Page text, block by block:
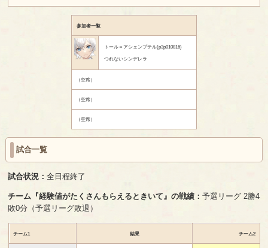
参加者一覧
トール＝アシェンプテル(p3p010816)
つれないシンデレラ
（空席）
（空席）
（空席）
試合一覧
試合状況：全日程終了
チーム『経験値がたくさんもらえるときいて』の戦績：予選リーグ 2勝4
敗0分（予選リーグ敗退）
チーム1 結果 チーム2